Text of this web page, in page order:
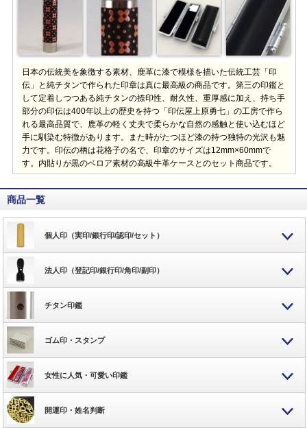
日本の伝統美を象徴する素材、鹿革に漆で模様を描いた伝統工芸「印
伝」と純チタンで作られた印章は真に最高級の商品です。第三の印鑑と
して定着しつつある純チタンの捺印性、耐久性、重厚感に加え、持ち手
部分の印伝は400年以上の歴史を持つ「印伝屋上原勇七」の工房で作ら
れる最高品質で、鹿革の軽く丈夫で柔らかな自然の感触と使い込むほど
手に馴染む特徴があります。また時がたつほど漆の持つ独特の光沢も魅
力です。印伝の柄は花格子の名で、印章のサイズは12mm×60mmで
す。内貼りが黒のベロア素材の高級牛革ケースとのセット商品です。
商品一覧
個人印（実印/銀行印/認印/セット）
法人印（登記印/銀行印/角印/副印）
チタン印鑑
ゴム印・スタンプ
女性に人気・可愛い印鑑
開運印・姓名判断